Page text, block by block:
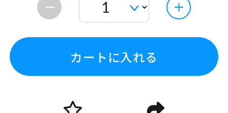
カートに入れる